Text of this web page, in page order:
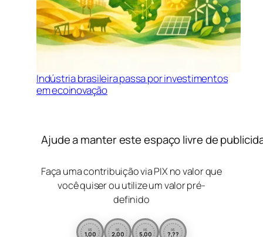
Indústria brasileira passa por investimentos
em ecoinovação
Ajude a manter este espaço livre de
Faça uma contribuição via PIX no valor que
você quiser ou utilize um valor pré-
definido
R$
1,00 R$
2,00 R$
5,00 R$
?,??